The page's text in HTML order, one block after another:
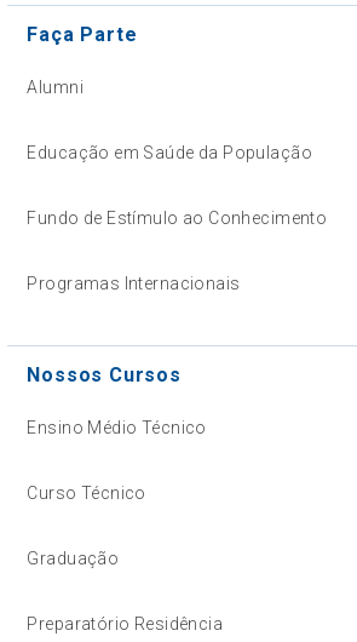
Faça Parte
Alumni
Educação em Saúde da População
Fundo de Estímulo ao Conhecimento
Programas Internacionais
Nossos Cursos
Ensino Médio Técnico
Curso Técnico
Graduação
Preparatório Residência